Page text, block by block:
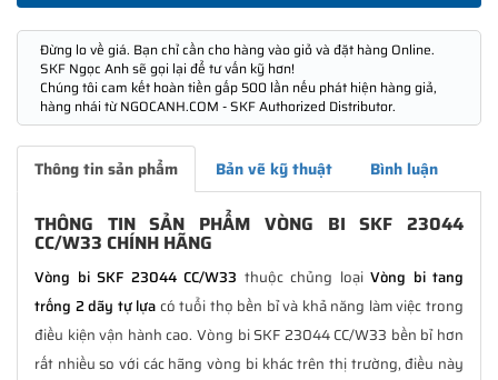
Đừng lo về giá. Bạn chỉ cần cho hàng vào giỏ và đặt hàng Online.
SKF Ngọc Anh sẽ gọi lại để tư vấn kỹ hơn!
Chúng tôi cam kết hoàn tiền gấp 500 lần nếu phát hiện hàng giả,
hàng nhái từ NGOCANH.COM - SKF Authorized Distributor.
Thông tin sản phẩm Bản vẽ kỹ thuật Bình luận
THÔNG TIN SẢN PHẨM VÒNG BI SKF 23044
CC/W33 CHÍNH HÃNG
Vòng bi SKF 23044 CC/W33 thuộc chủng loại Vòng bi tang
trống 2 dãy tự lựacó tuổi thọ bền bỉ và khả năng làm việc trong
điều kiện vận hành cao. Vòng bi SKF 23044 CC/W33 bền bỉ hơn
rất nhiều so với các hãng vòng bi khác trên thị trường, điều này